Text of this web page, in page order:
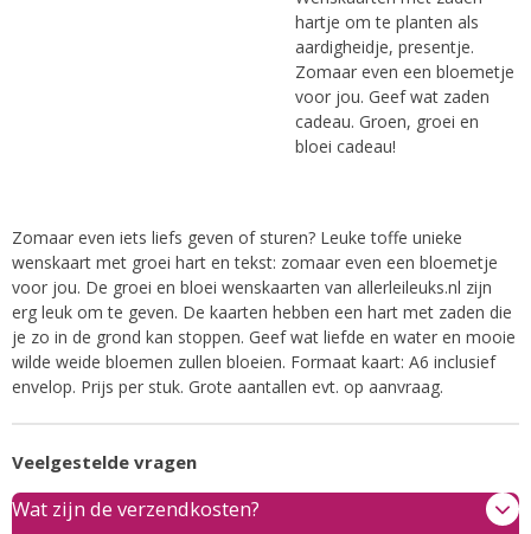
hartje om te planten als
aardigheidje, presentje.
Zomaar even een bloemetje
voor jou. Geef wat zaden
cadeau. Groen, groei en
bloei cadeau!
Zomaar even iets liefs geven of sturen? Leuke toffe unieke
wenskaart met groei hart en tekst: zomaar even een bloemetje
voor jou. De groei en bloei wenskaarten van allerleileuks.nl zijn
erg leuk om te geven. De kaarten hebben een hart met zaden die
je zo in de grond kan stoppen. Geef wat liefde en water en mooie
wilde weide bloemen zullen bloeien. Formaat kaart: A6 inclusief
envelop. Prijs per stuk. Grote aantallen evt. op aanvraag.
Veelgestelde vragen
Wat zijn de verzendkosten?